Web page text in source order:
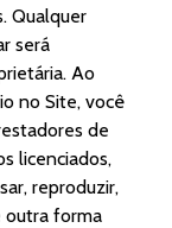
Qualquer
será
Ao
no Site, você
de
licenciados,
reproduzir,
outra forma